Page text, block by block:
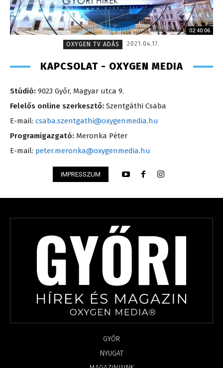
02:40:06
OXYGEN TV ADÁS
2021.04.17.
KAPCSOLAT - OXYGEN MEDIA
Stúdió: 9023 Győr, Magyar utca 9.
Felelős online szerkesztő: Szentgáthi Csaba
E-mail: csaba.szentgathi@oxygenmedia.hu
Programigazgató: Meronka Péter
E-mail: peter.meronka@oxygenmedia.hu
IMPRESSZUM
GYŐR
NYUGAT